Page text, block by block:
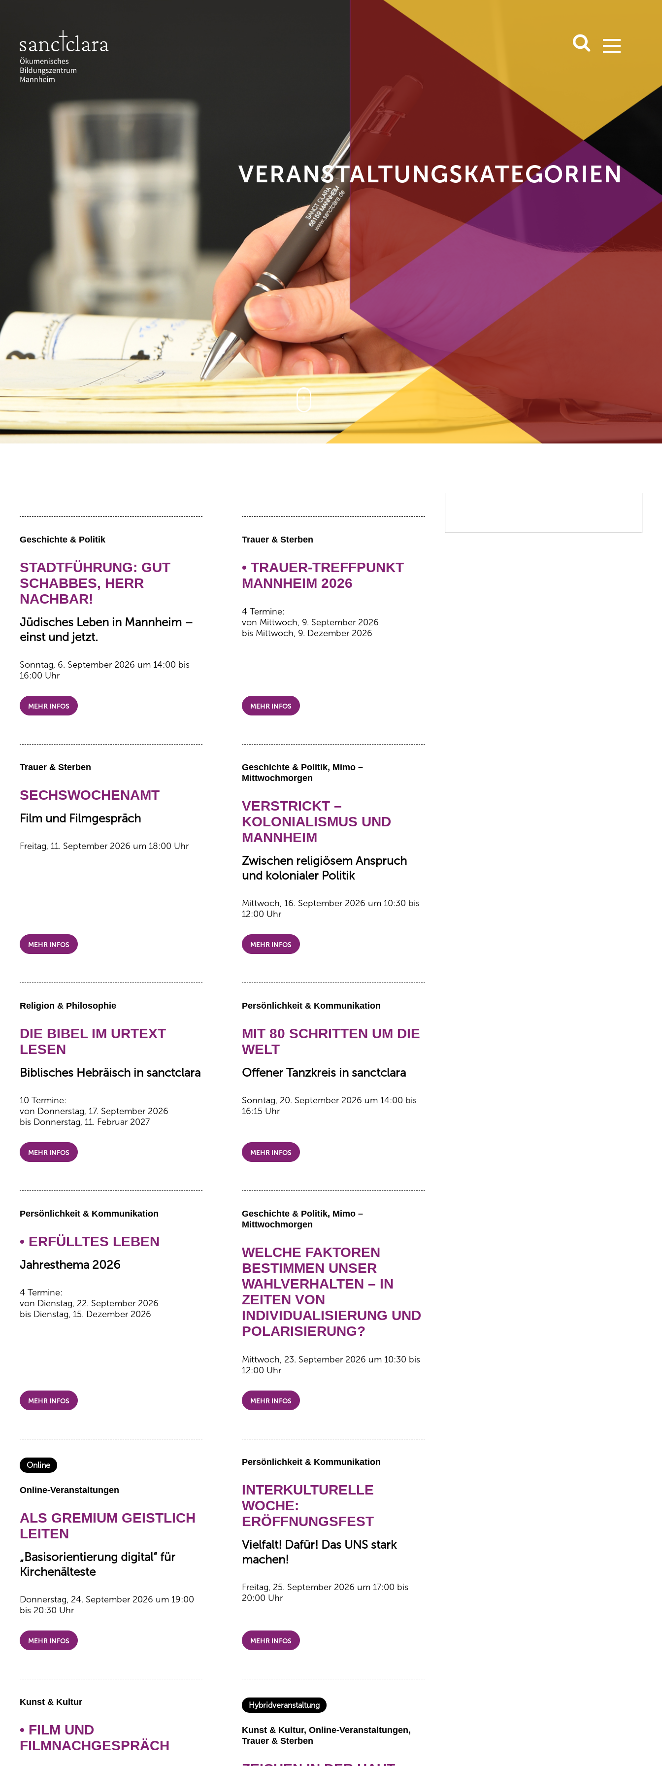
VERANSTALTUNGS­KATEGORIEN
Geschichte & Politik
STADTFÜHRUNG: GUT
SCHABBES, HERR
NACHBAR!
Jüdisches Leben in Mannheim –
einst und jetzt.
Sonntag, 6. September 2026 um 14:00 bis
16:00 Uhr
MEHR INFOS
Trauer & Sterben
• TRAUER-TREFFPUNKT
MANNHEIM 2026
4 Termine:
von Mittwoch, 9. September 2026
bis Mittwoch, 9. Dezember 2026
MEHR INFOS
Trauer & Sterben
SECHSWOCHENAMT
Film und Filmgespräch
Freitag, 11. September 2026 um 18:00 Uhr
MEHR INFOS
Geschichte & Politik, Mimo –
Mittwochmorgen
VERSTRICKT –
KOLONIALISMUS UND
MANNHEIM
Zwischen religiösem Anspruch
und kolonialer Politik
Mittwoch, 16. September 2026 um 10:30 bis
12:00 Uhr
MEHR INFOS
Religion & Philosophie
DIE BIBEL IM URTEXT
LESEN
Biblisches Hebräisch in sanctclara
10 Termine:
von Donnerstag, 17. September 2026
bis Donnerstag, 11. Februar 2027
MEHR INFOS
Persönlichkeit & Kommunikation
MIT 80 SCHRITTEN UM DIE
WELT
Offener Tanzkreis in sanctclara
Sonntag, 20. September 2026 um 14:00 bis
16:15 Uhr
MEHR INFOS
Persönlichkeit & Kommunikation
• ERFÜLLTES LEBEN
Jahresthema 2026
4 Termine:
von Dienstag, 22. September 2026
bis Dienstag, 15. Dezember 2026
MEHR INFOS
Geschichte & Politik, Mimo –
Mittwochmorgen
WELCHE FAKTOREN
BESTIMMEN UNSER
WAHLVERHALTEN – IN
ZEITEN VON
INDIVIDUALISIERUNG UND
POLARISIERUNG?
Mittwoch, 23. September 2026 um 10:30 bis
12:00 Uhr
MEHR INFOS
Online
Online-Veranstaltungen
ALS GREMIUM GEISTLICH
LEITEN
„Basisorientierung digital“ für
Kirchenälteste
Donnerstag, 24. September 2026 um 19:00
bis 20:30 Uhr
MEHR INFOS
Persönlichkeit & Kommunikation
INTERKULTURELLE
WOCHE:
ERÖFFNUNGSFEST
Vielfalt! Dafür! Das UNS stark
machen!
Freitag, 25. September 2026 um 17:00 bis
20:00 Uhr
MEHR INFOS
Kunst & Kultur
• FILM UND
FILMNACHGESPRÄCH
Hybridveranstaltung
Kunst & Kultur, Online-Veranstaltungen,
Trauer & Sterben